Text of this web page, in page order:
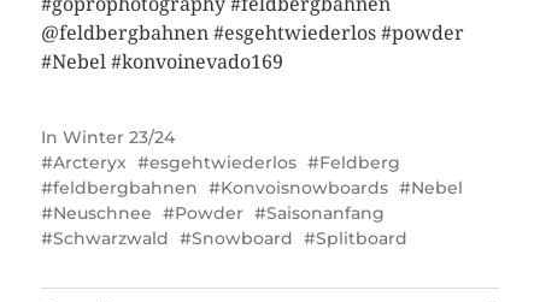
@feldbergbahnen #esgehtwiederlos #powder
#Nebel #konvoinevado169
In Winter 23/24
Arcteryx
esgehtwiederlos
Feldberg
feldbergbahnen
Konvoisnowboards
Nebel
Neuschnee
Powder
Saisonanfang
Schwarzwald
Snowboard Splitboard